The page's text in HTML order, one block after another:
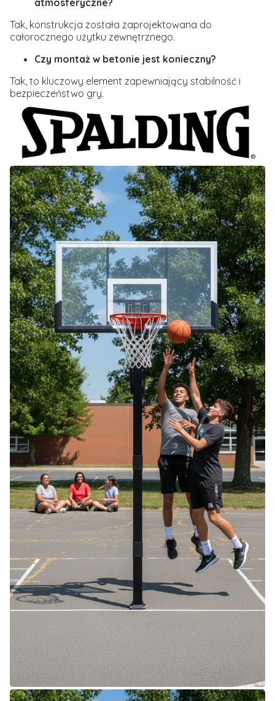
atmosferyczne?
Tak, konstrukcja została zaprojektowana do
całorocznego użytku zewnętrznego.
Czy montaż w betonie jest konieczny?
Tak, to kluczowy element zapewniający stabilność i
bezpieczeństwo gry.